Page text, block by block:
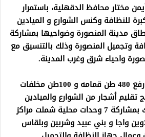
مختار محافظ الدقهلية، باستمرار
للنظافة وكنس الشوارع و الميادين
مدينة المنصورة وضواحيها بمشاركة
وتجميل المنصورة وذلك بالتنسيق مع
واحياء شرق وغرب المدينة.
و اوضح “مختار” انه تم رفع 480 طن قمامه و 100طن مخلفات
وناتج تقليم أشجار من الشوارع والميادين
بالمنطقة المركزية وذلك بمشاركة 7 وحدات محلية شملت مراكز
واجا و بني عبيد وشربين وبلقاس